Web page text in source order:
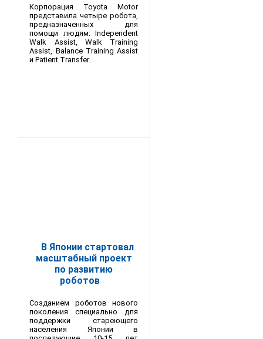
Корпорация Toyota Motor
представила четыре робота,
предназначенных для
помощи людям: Independent
Walk Assist, Walk Training
Assist, Balance Training Assist
и Patient Transfer...
В Японии стартовал
масштабный проект
по развитию
роботов
Созданием роботов нового
поколения специально для
поддержки стареющего
населения Японии в